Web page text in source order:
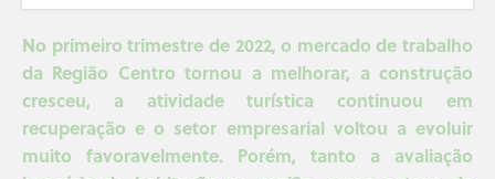
No primeiro trimestre de 2022, o mercado de trabalho
da Região Centro tornou a melhorar, a construção
cresceu, a atividade turística continuou em
recuperação e o setor empresarial voltou a evoluir
muito favoravelmente. Porém, tanto a avaliação